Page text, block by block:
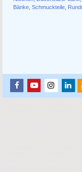
Bänke Schmuckteile